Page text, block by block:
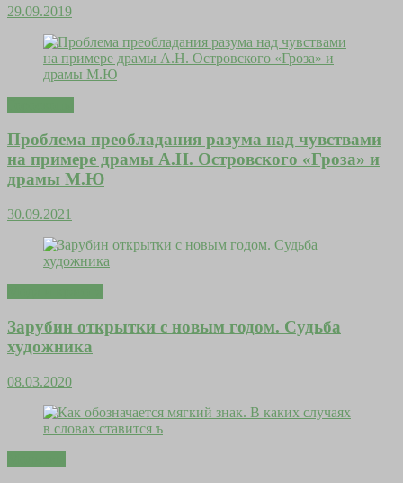
29.09.2019
Проблема преобладания разума над чувствами
на примере драмы А.Н. Островского «Гроза» и
драмы М.Ю
30.09.2021
Зарубин открытки с новым годом. Судьба
художника
08.03.2020